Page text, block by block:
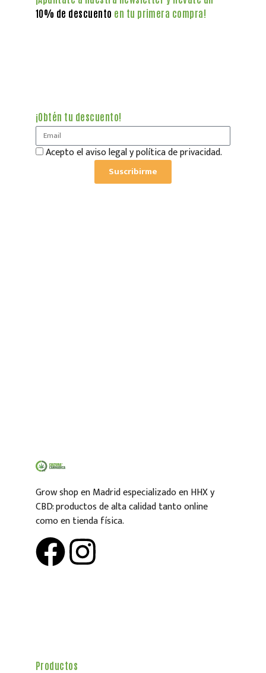
10% de descuento en tu primera compra!
¡Obtén tu descuento!
Acepto el aviso legal y política de privacidad.
Suscribirme
Grow shop en Madrid especializado en HHX y
CBD: productos de alta calidad tanto online
como en tienda física.
Productos